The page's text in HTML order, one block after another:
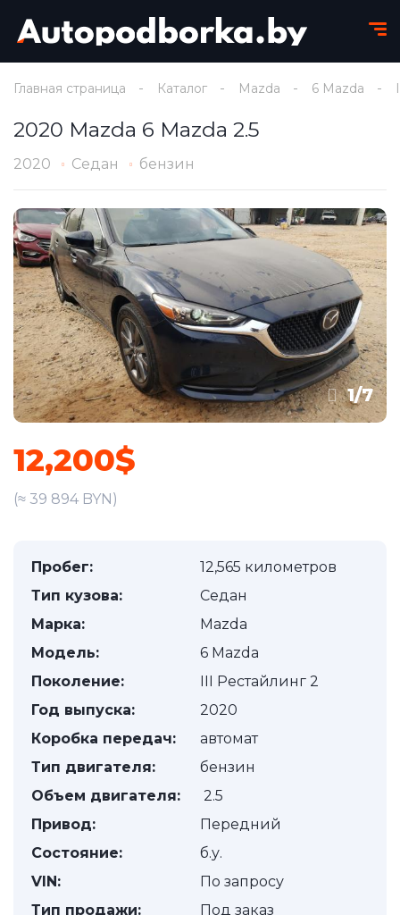
Главная страница Каталог Mazda 6 Mazda
2020 Mazda 6 Mazda 2.5
2020 Седан бензин
1/7
12,200$
(≈ 39 894 BYN)
Пробег:
12,565 километров
Тип кузова:
Седан
Марка:
Mazda
Модель:
6 Mazda
Поколение:
III Рестайлинг 2
Год выпуска:
2020
Коробка передач:
автомат
Тип двигателя:
бензин
Объем двигателя:
2.5
Привод:
Передний
Состояние:
б.у.
VIN:
По запросу
Тип продажи:
Под заказ